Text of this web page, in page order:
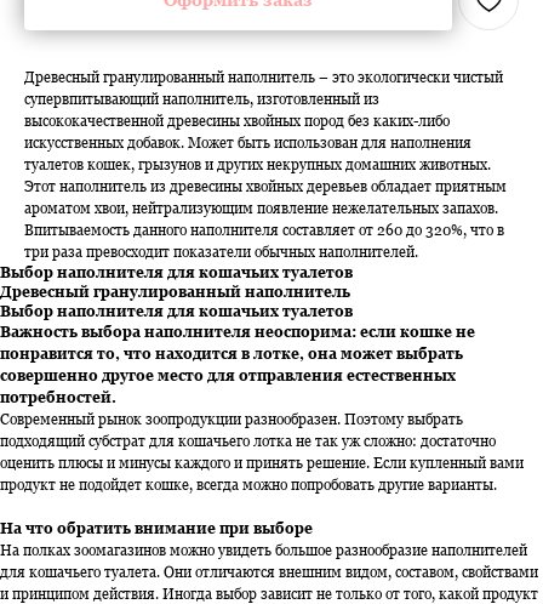
Древесный гранулированный наполнитель – это экологически чистый
супервпитывающий наполнитель, изготовленный из
высококачественной древесины хвойных пород без каких-либо
искусственных добавок. Может быть использован для наполнения
туалетов кошек, грызунов и других некрупных домашних животных.
Этот наполнитель из древесины хвойных деревьев обладает приятным
ароматом хвои, нейтрализующим появление нежелательных запахов.
Впитываемость данного наполнителя составляет от 260 до 320%, что в
три раза превосходит показатели обычных наполнителей.
Выбор наполнителя для кошачьих туалетов
Древесный гранулированный наполнитель
Выбор наполнителя для кошачьих туалетов
Важность выбора наполнителя неоспорима: если кошке не
понравится то, что находится в лотке, она может выбрать
совершенно другое место для отправления естественных
потребностей.
Современный рынок зоопродукции разнообразен. Поэтому выбрать
подходящий субстрат для кошачьего лотка не так уж сложно: достаточно
оценить плюсы и минусы каждого и принять решение. Если купленный вами
продукт не подойдет кошке, всегда можно попробовать другие варианты.
На что обратить внимание при выборе
На полках зоомагазинов можно увидеть большое разнообразие наполнителей
для кошачьего туалета. Они отличаются внешним видом, составом, свойствами
и принципом действия. Иногда выбор зависит не только от того, какой продукт